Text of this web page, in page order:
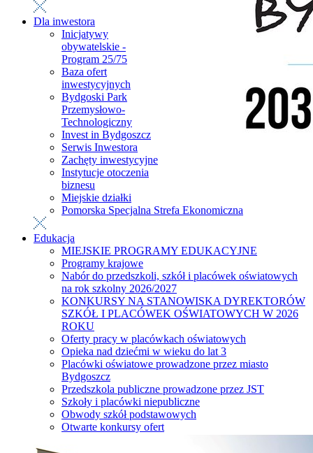
Dla inwestora
Inicjatywy
obywatelskie -
Program 25/75
Baza ofert
inwestycyjnych
Bydgoski Park
Przemysłowo-
Technologiczny
Invest in Bydgoszcz
Serwis Inwestora
Zachęty inwestycyjne
Instytucje otoczenia
biznesu
Miejskie działki
Pomorska Specjalna Strefa Ekonomiczna
Edukacja
MIEJSKIE PROGRAMY EDUKACYJNE
Programy krajowe
Nabór do przedszkoli, szkół i placówek oświatowych
na rok szkolny 2026/2027
KONKURSY NA STANOWISKA DYREKTORÓW
SZKÓŁ I PLACÓWEK OŚWIATOWYCH W 2026
ROKU
Oferty pracy w placówkach oświatowych
Opieka nad dziećmi w wieku do lat 3
Placówki oświatowe prowadzone przez miasto
Bydgoszcz
Przedszkola publiczne prowadzone przez JST
Szkoły i placówki niepubliczne
Obwody szkół podstawowych
Otwarte konkursy ofert